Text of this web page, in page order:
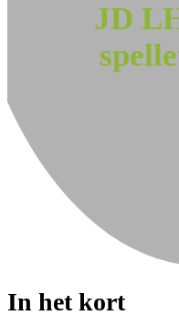
JD
In het kort